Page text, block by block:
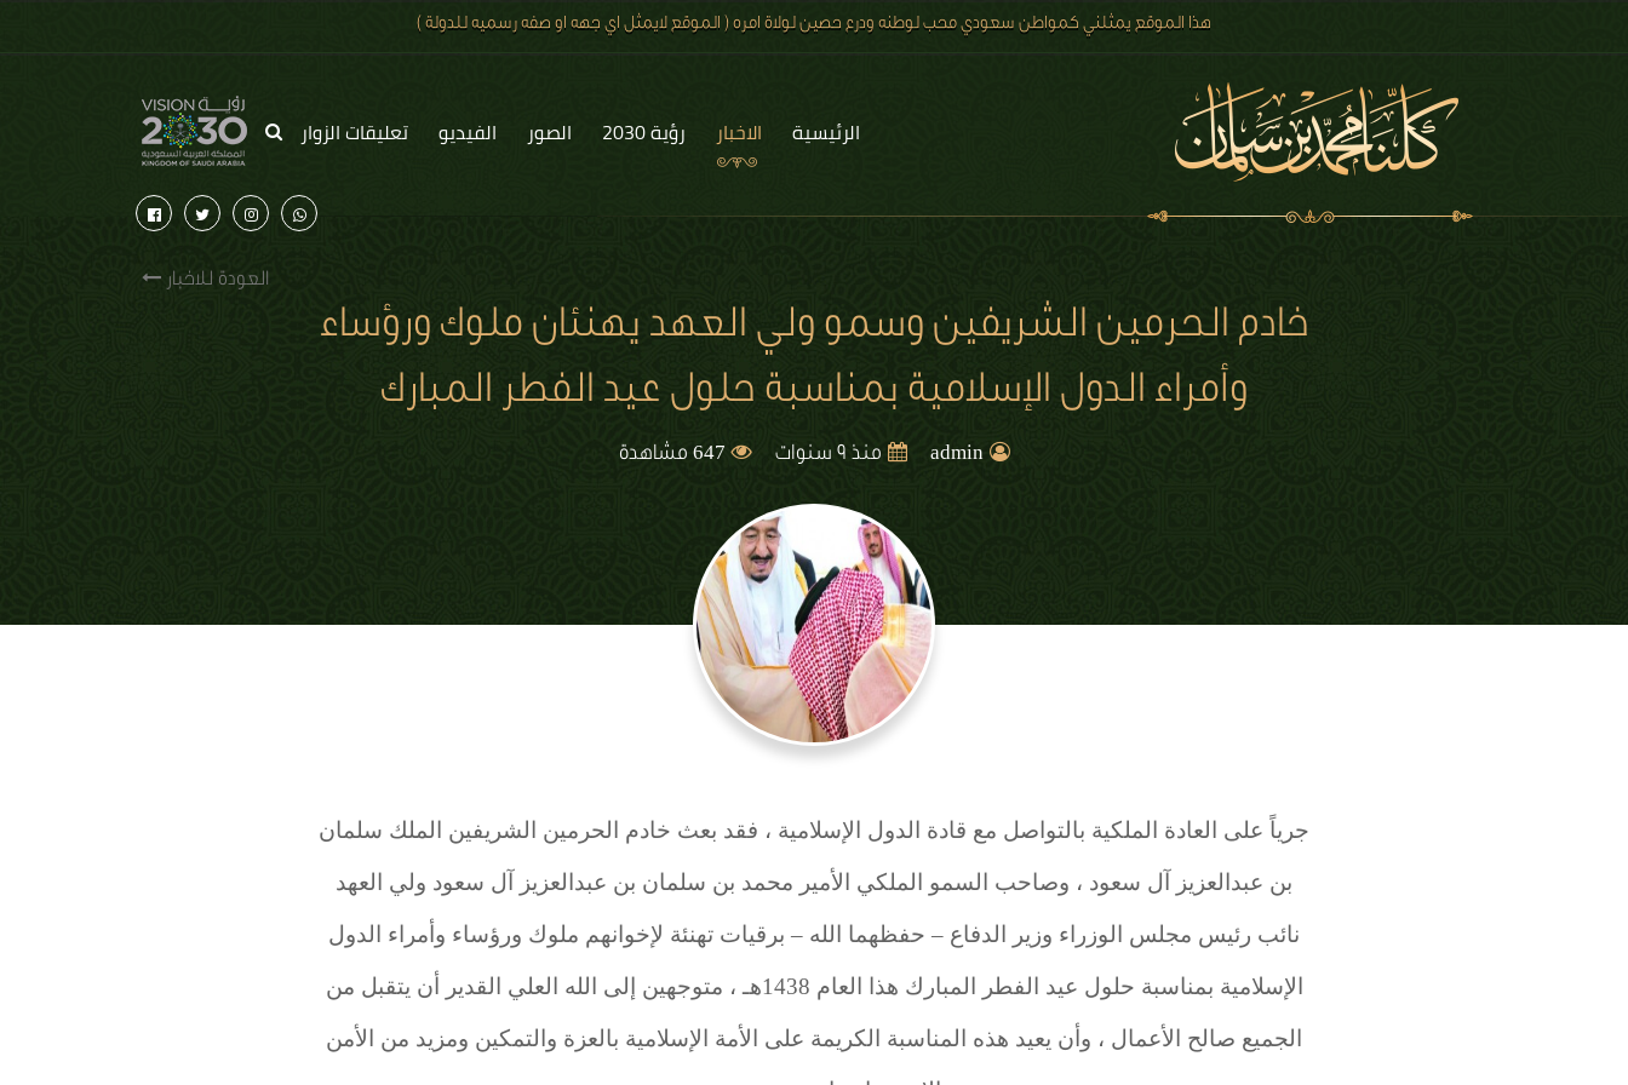
هذا الموقع يمثلني كمواطن سعودي محب لوطنه ودرع حصين لولاة امره ( الموقع لايمثل اي جهه او صفه رسميه للدولة )
الرئيسية الاخبار رؤية 2030 الصور الفيديو تعليقات الزوار
العودة للاخبار
خادم الحرمين الشريفين وسمو ولي العهد يهنئان ملوك ورؤساء
وأمراء الدول الإسلامية بمناسبة حلول عيد الفطر المبارك
admin منذ 9 سنوات 647 مشاهدة
جرياً على العادة الملكية بالتواصل مع قادة الدول الإسلامية ، فقد بعث خادم الحرمين الشريفين الملك سلمان
بن عبدالعزيز آل سعود ، وصاحب السمو الملكي الأمير محمد بن سلمان بن عبدالعزيز آل سعود ولي العهد
نائب رئيس مجلس الوزراء وزير الدفاع – حفظهما الله – برقيات تهنئة لإخوانهم ملوك ورؤساء وأمراء الدول
الإسلامية بمناسبة حلول عيد الفطر المبارك هذا العام 1438هـ ، متوجهين إلى الله العلي القدير أن يتقبل من
الجميع صالح الأعمال ، وأن يعيد هذه المناسبة الكريمة على الأمة الإسلامية بالعزة والتمكين ومزيد من الأمن